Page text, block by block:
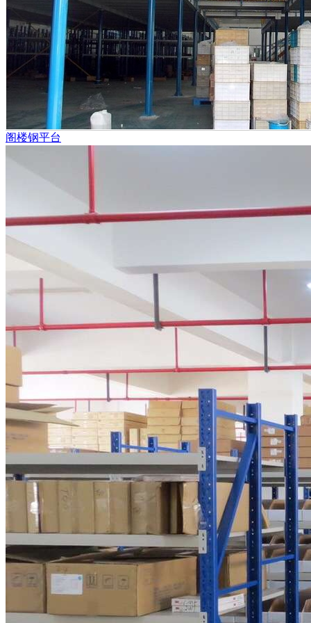
阁楼钢平台